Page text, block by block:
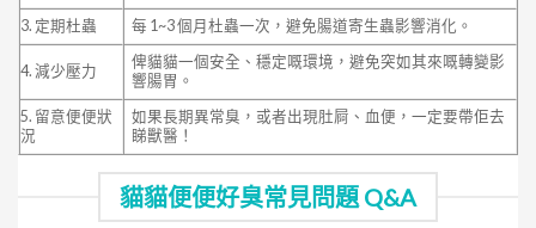
3. 定期杜蟲
每 1~3 個月杜蟲一次，避免腸道寄生蟲影響消化。
4. 減少壓力
俾貓貓一個安全、穩定嘅環境，避免突如其來嘅轉變影
響腸胃。
5. 留意便便狀
況
如果長期異常臭，或者出現肚屙、血便，一定要帶佢去
睇獸醫！
貓貓便便好臭常見問題 Q&A